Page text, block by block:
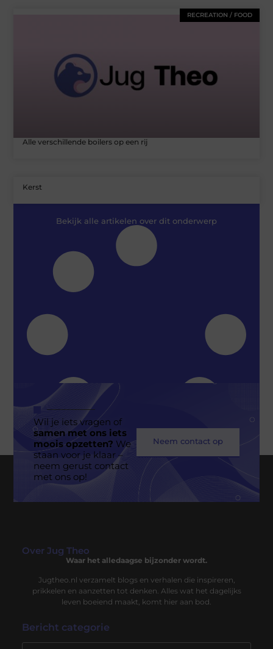
RECREATION / FOOD
Alle verschillende boilers op een rij
Kerst
Bekijk alle artikelen over dit onderwerp
Geen berichten meer om te tonen
Wil je iets vragen of
samen met ons iets
moois opzetten? We
staan voor je klaar –
neem gerust contact
met ons op!
Neem contact op
Over Jug Theo
Waar het alledaagse bijzonder wordt.
Jugtheo.nl verzamelt blogs en verhalen die inspireren,
prikkelen en aanzetten tot denken. Alles wat het dagelijks
leven boeiend maakt, komt hier aan bod.
Bericht categorie